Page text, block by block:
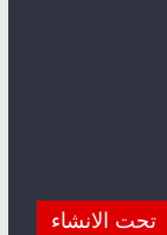
تحت الانشاء